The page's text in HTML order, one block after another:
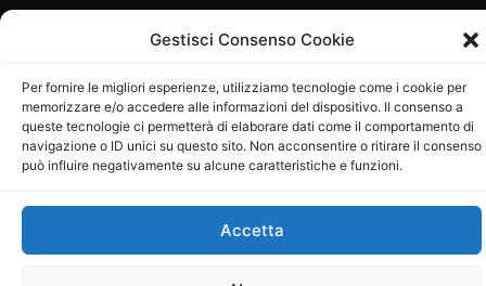
Gestisci Consenso Cookie
Per fornire le migliori esperienze, utilizziamo tecnologie come i cookie per
memorizzare e/o accedere alle informazioni del dispositivo. Il consenso a
queste tecnologie ci permetterà di elaborare dati come il comportamento di
navigazione o ID unici su questo sito. Non acconsentire o ritirare il consenso
può influire negativamente su alcune caratteristiche e funzioni.
Accetta
Sito gestito daLa Digitale srl– info@ladigitale.it